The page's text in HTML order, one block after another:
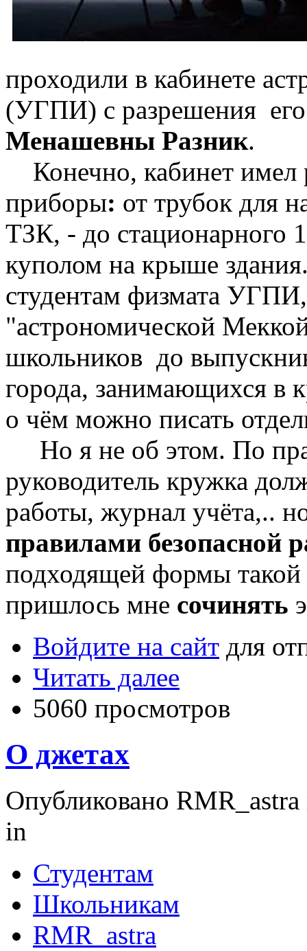
проходили в кабинете
(УГПИ) с разрешения
Менашевны Разник.
Конечно, кабинет имел
приборы: от трубок для
ТЗК, - до
куполом на крыше
студентам физмата
"астрономической
школьников до
города, занимающихся в
о чём можно писать
Но я не об этом. По
руководитель кружка
работы, журнал учёта,..
правилами безопасной
подходящей формы
пришлось мне сочинять
Войдите на сайт для
Читать далее
5060 просмотров
О джетах
Опубликовано
in
Студентам
Школьникам
RMR_astra